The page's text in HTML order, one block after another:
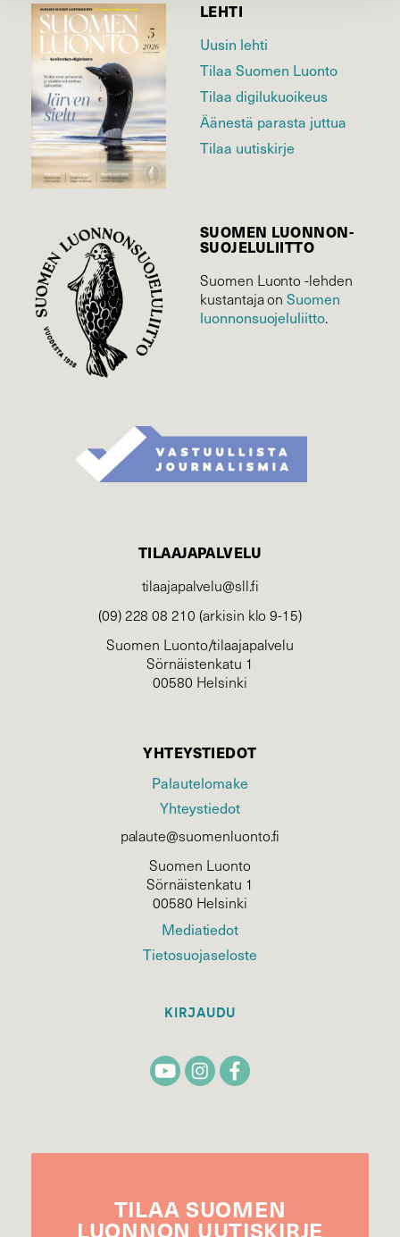
LEHTI
Uusin lehti
Tilaa Suomen Luonto
Tilaa digilukuoikeus
Äänestä parasta juttua
Tilaa uutiskirje
SUOMEN LUONNON­
SUOJELU­LIITTO
Suomen Luonto -lehden
kustantaja onSuomen
luonnonsuojelu­liitto.
TILAAJAPALVELU
tilaajapalvelu@sll.fi
(09) 228 08 210 (arkisin klo 9-15)
Suomen Luonto/tilaajapalvelu
Sörnäistenkatu 1
00580 Helsinki
YHTEYSTIEDOT
Palautelomake
Yhteystiedot
palaute@suomenluonto.fi
Suomen Luonto
Sörnäistenkatu 1
00580 Helsinki
Mediatiedot
Tietosuojaseloste
KIRJAUDU
TILAA SUOMEN
LUONNON UUTIS­KIRJE